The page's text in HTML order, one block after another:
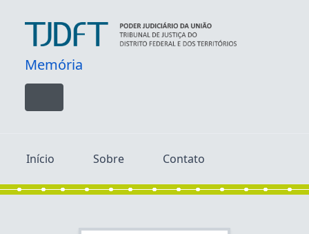
Memória
Toggle navigation
Início Sobre Contato